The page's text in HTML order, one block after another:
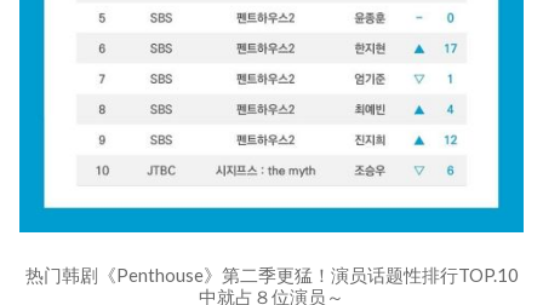
热门韩剧《Penthouse》第二季更猛！演员话题性排行TOP.10
中就占８位演员～